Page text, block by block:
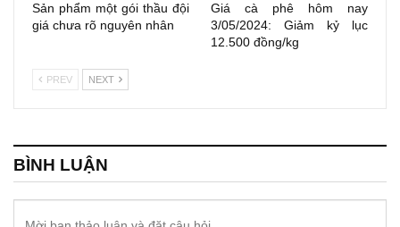
Sản phẩm một gói thầu đội
giá chưa rõ nguyên nhân
Giá cà phê hôm nay
3/05/2024: Giảm kỷ lục
12.500 đồng/kg
PREV NEXT
BÌNH LUẬN